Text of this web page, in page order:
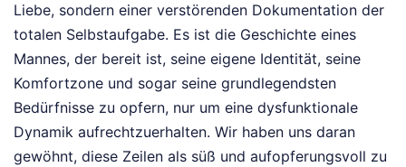
Liebe, sondern einer verstörenden Dokumentation der
totalen Selbstaufgabe. Es ist die Geschichte eines
Mannes, der bereit ist, seine eigene Identität, seine
Komfortzone und sogar seine grundlegendsten
Bedürfnisse zu opfern, nur um eine dysfunktionale
Dynamik aufrechtzuerhalten. Wir haben uns daran
gewöhnt, diese Zeilen als süß und aufopferungsvoll zu